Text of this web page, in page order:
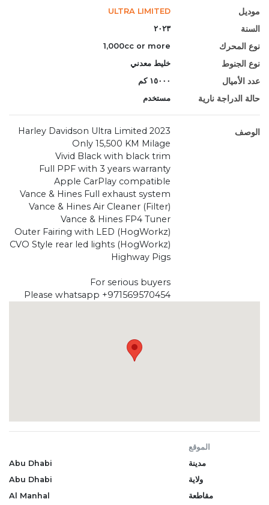
موديل ULTRA LIMITED
السنة ٢٠٢٣
نوع المحرك 1,000cc or more
نوع الجنوط خليط معدني
عدد الأميال ١٥٠٠٠ كم
حالة الدراجة نارية مستخدم
الوصف
2023 Harley Davidson Ultra Limited
Only 15,500 KM Milage
Vivid Black with black trim
Full PPF with 3 years warranty
Apple CarPlay compatible
Vance & Hines Full exhaust system
Vance & Hines Air Cleaner (Filter)
Vance & Hines FP4 Tuner
Outer Fairing with LED (HogWorkz)
CVO Style rear led lights (HogWorkz)
Highway Pigs
For serious buyers
Please whatsapp +971569570454
الموقع
مدينة
Abu Dhabi
ولاية
Abu Dhabi
مقاطعة
Al Manhal